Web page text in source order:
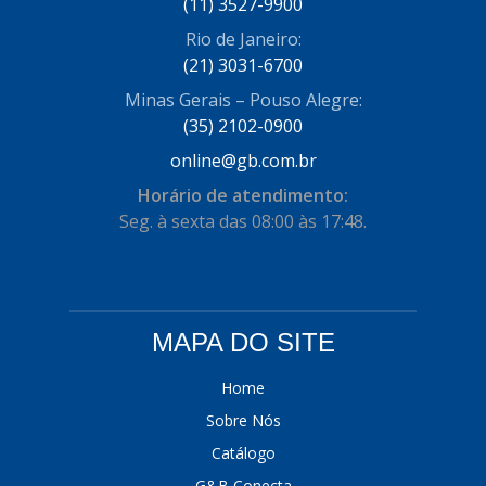
Rio de Janeiro:
(21) 3031-6700
Minas Gerais – Pouso Alegre:
(35) 2102-0900
online@gb.com.br
Horário de atendimento:
Seg. à sexta das 08:00 às 17:48.
MAPA DO SITE
Home
Sobre Nós
Catálogo